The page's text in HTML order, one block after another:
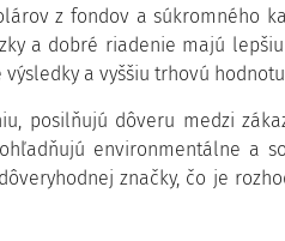
z fondov a súkromného
a dobré riadenie majú
a vyššiu trhovú
posilňujú dôveru medzi
environmentálne a
značky, čo je